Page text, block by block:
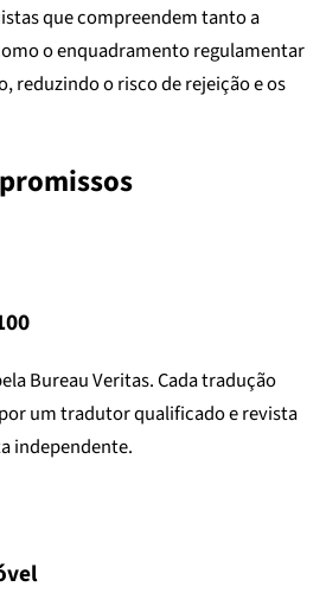
que compreendem tanto a
o enquadramento regulamentar
reduzindo o risco de rejeição e os
Bureau Veritas. Cada tradução
um tradutor qualificado e revista
independente.